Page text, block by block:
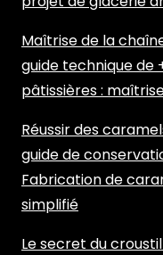
Maîtrise de la
guide technique de
pâtissières :
Réussir des
guide de
Fabrication de
simplifié
Le secret du